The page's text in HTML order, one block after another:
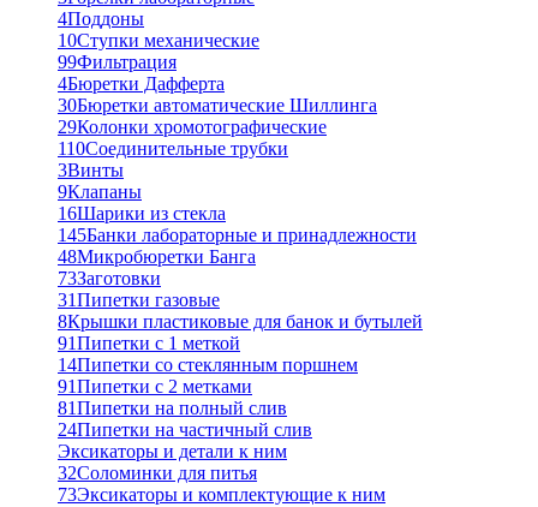
4Поддоны
10Ступки механические
99Фильтрация
4Бюретки Дафферта
30Бюретки автоматические Шиллинга
29Колонки хромотографические
110Соединительные трубки
3Винты
9Клапаны
16Шарики из стекла
145Банки лабораторные и принадлежности
48Микробюретки Банга
73Заготовки
31Пипетки газовые
8Крышки пластиковые для банок и бутылей
91Пипетки с 1 меткой
14Пипетки со стеклянным поршнем
91Пипетки с 2 метками
81Пипетки на полный слив
24Пипетки на частичный слив
Эксикаторы и детали к ним
32Соломинки для питья
73Эксикаторы и комплектующие к ним